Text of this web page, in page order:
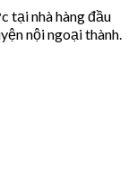
tại nhà hàng đầu
nội ngoại thành.